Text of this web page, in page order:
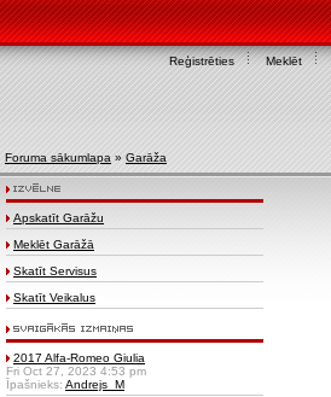
Reģistrēties Meklēt
Foruma sākumlapa » Garāža
Apskatīt Garāžu
Meklēt Garāžā
Skatīt Servisus
Skatīt Veikalus
2017 Alfa-Romeo Giulia
Fri Oct 27, 2023 4:53 pm
Īpašnieks: Andrejs_M